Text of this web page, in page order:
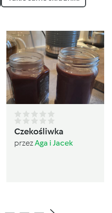
Czekośliwka
przezAga i Jacek